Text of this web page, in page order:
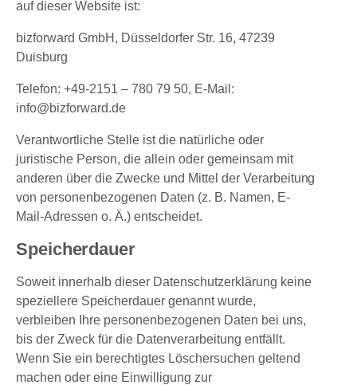
auf dieser Website ist:
bizforward GmbH, Düsseldorfer Str. 16, 47239
Duisburg
Telefon: +49-2151 – 780 79 50, E-Mail:
info@bizforward.de
Verantwortliche Stelle ist die natürliche oder
juristische Person, die allein oder gemeinsam mit
anderen über die Zwecke und Mittel der Verarbeitung
von personenbezogenen Daten (z. B. Namen, E-
Mail-Adressen o. Ä.) entscheidet.
Speicherdauer
Soweit innerhalb dieser Datenschutzerklärung keine
speziellere Speicherdauer genannt wurde,
verbleiben Ihre personenbezogenen Daten bei uns,
bis der Zweck für die Datenverarbeitung entfällt.
Wenn Sie ein berechtigtes Löschersuchen geltend
machen oder eine Einwilligung zur